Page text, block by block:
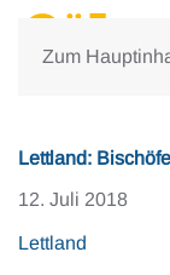
Zum
Lettland:
12. Juli 2018
Lettland